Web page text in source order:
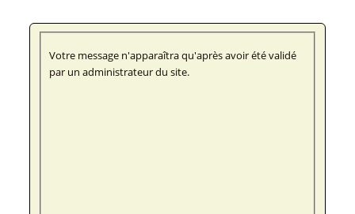
Votre message n'apparaîtra qu'après avoir été validé
par un administrateur du site.